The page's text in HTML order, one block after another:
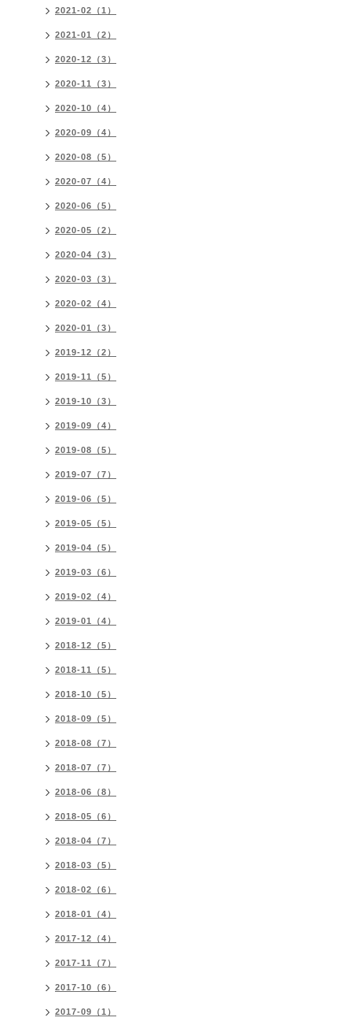
2021-02（1）
2021-01（2）
2020-12（3）
2020-11（3）
2020-10（4）
2020-09（4）
2020-08（5）
2020-07（4）
2020-06（5）
2020-05（2）
2020-04（3）
2020-03（3）
2020-02（4）
2020-01（3）
2019-12（2）
2019-11（5）
2019-10（3）
2019-09（4）
2019-08（5）
2019-07（7）
2019-06（5）
2019-05（5）
2019-04（5）
2019-03（6）
2019-02（4）
2019-01（4）
2018-12（5）
2018-11（5）
2018-10（5）
2018-09（5）
2018-08（7）
2018-07（7）
2018-06（8）
2018-05（6）
2018-04（7）
2018-03（5）
2018-02（6）
2018-01（4）
2017-12（4）
2017-11（7）
2017-10（6）
2017-09（1）